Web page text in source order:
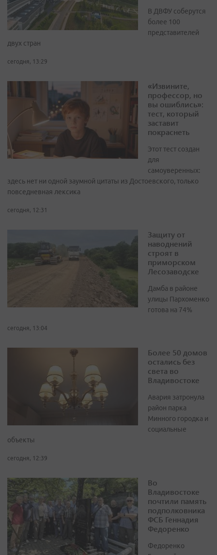
В ДВФУ соберутся
более 100
представителей
двух стран
сегодня, 13:29
«Извините,
профессор, но
вы ошиблись»:
тест, который
заставит
покраснеть
Этот тест создан
для
самоуверенных:
здесь нет ни одной заумной цитаты из Достоевского, только
повседневная лексика
сегодня, 12:31
Защиту от
наводнений
строят в
приморском
Лесозаводске
Дамба в районе
улицы Пархоменко
готова на 74%
сегодня, 13:04
Более 50 домов
остались без
света во
Владивостоке
Авария затронула
район парка
Минного городка и
социальные
объекты
сегодня, 12:39
Во
Владивостоке
почтили память
подполковника
ФСБ Геннадия
Федоренко
Федоренко